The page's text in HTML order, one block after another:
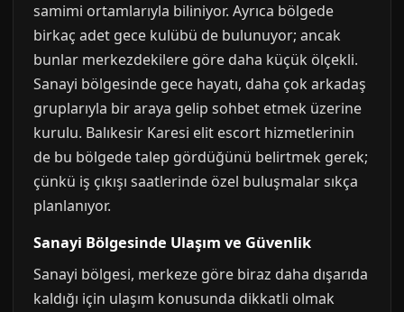
samimi ortamlarıyla biliniyor. Ayrıca bölgede
birkaç adet gece kulübü de bulunuyor; ancak
bunlar merkezdekilere göre daha küçük ölçekli.
Sanayi bölgesinde gece hayatı, daha çok arkadaş
gruplarıyla bir araya gelip sohbet etmek üzerine
kurulu. Balıkesir Karesi elit escort hizmetlerinin
de bu bölgede talep gördüğünü belirtmek gerek;
çünkü iş çıkışı saatlerinde özel buluşmalar sıkça
planlanıyor.
Sanayi Bölgesinde Ulaşım ve Güvenlik
Sanayi bölgesi, merkeze göre biraz daha dışarıda
kaldığı için ulaşım konusunda dikkatli olmak